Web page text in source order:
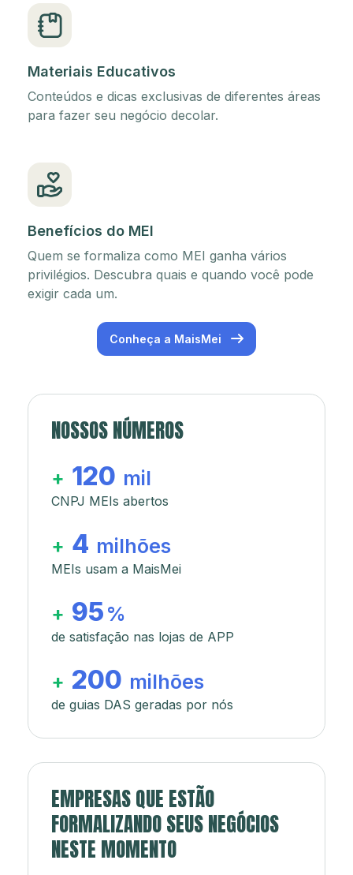
Materiais Educativos
Conteúdos e dicas exclusivas de diferentes áreas
para fazer seu negócio decolar.
Benefícios do MEI
Quem se formaliza como MEI ganha vários
privilégios. Descubra quais e quando você pode
exigir cada um.
Conheça a MaisMei
NOSSOS NÚMEROS
+ 120 mil
CNPJ MEIs abertos
+ 4 milhões
MEIs usam a MaisMei
+ 95 %
de satisfação nas lojas de APP
+ 200 milhões
de guias DAS geradas por nós
EMPRESAS QUE ESTÃO
FORMALIZANDO SEUS NEGÓCIOS
NESTE MOMENTO